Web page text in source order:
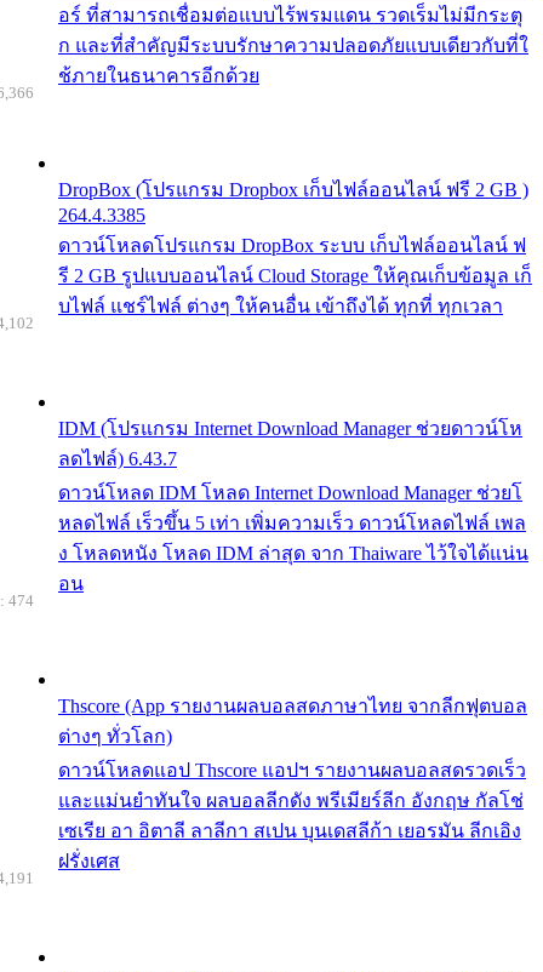
อร์ ที่สามารถเชื่อมต่อแบบไร้พรมแดน รวดเร็มไม่มีกระตุ
ก และที่สำคัญมีระบบรักษาความปลอดภัยแบบเดียวกับที่ใ
ช้ภายในธนาคารอีกด้วย
DropBox (โปรแกรม Dropbox เก็บไฟล์ออนไลน์ ฟรี 2 GB )
264.4.3385
ดาวน์โหลดโปรแกรม DropBox ระบบ เก็บไฟล์ออนไลน์ ฟ
รี 2 GB รูปแบบออนไลน์ Cloud Storage ให้คุณเก็บข้อมูล เก็
บไฟล์ แชร์ไฟล์ ต่างๆ ให้คนอื่น เข้าถึงได้ ทุกที่ ทุกเวลา
IDM (โปรแกรม Internet Download Manager ช่วยดาวน์โห
ลดไฟล์) 6.43.7
ดาวน์โหลด IDM โหลด Internet Download Manager ช่วยโ
หลดไฟล์ เร็วขึ้น 5 เท่า เพิ่มความเร็ว ดาวน์โหลดไฟล์ เพล
ง โหลดหนัง โหลด IDM ล่าสุด จาก Thaiware ไว้ใจได้แน่น
อน
Thscore (App รายงานผลบอลสดภาษาไทย จากลีกฟุตบอล
ต่างๆ ทั่วโลก)
ดาวน์โหลดแอป Thscore แอปฯ รายงานผลบอลสดรวดเร็ว
และแม่นยำทันใจ ผลบอลลีกดัง พรีเมียร์ลีก อังกฤษ กัลโช่
เซเรีย อา อิตาลี ลาลีกา สเปน บุนเดสลีก้า เยอรมัน ลีกเอิง
ฝรั่งเศส
474